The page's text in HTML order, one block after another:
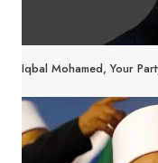
Iqbal Mohamed, Your